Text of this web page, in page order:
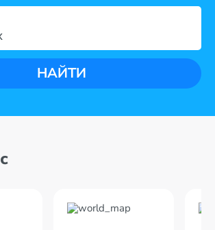
НАЙТИ